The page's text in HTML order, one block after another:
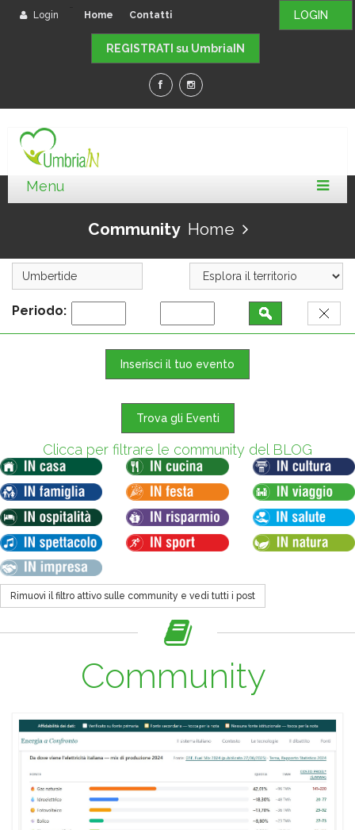
LOGIN
Login Home Contatti
REGISTRATI su UmbriaIN
Community Home
Periodo:
Inserisci il tuo evento
Trova gli Eventi
Clicca per filtrare le community del BLOG
Rimuovi il filtro attivo sulle community e vedi tutti i post
Community